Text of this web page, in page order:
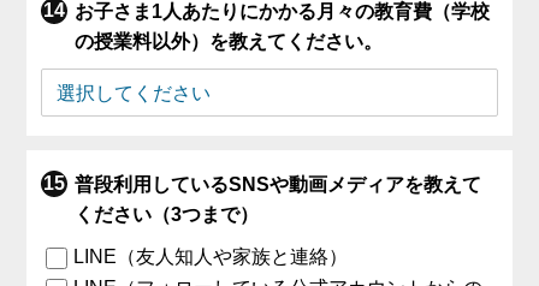
お子さま1人あたりにかかる月々の教育費（学校
の授業料以外）を教えてください。
普段利用しているSNSや動画メディアを教えて
ください（3つまで）
LINE（友人知人や家族と連絡）